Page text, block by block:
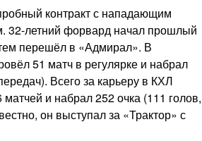
контракт с нападающим
32-летний форвард начал прошлый
перешёл в «Адмирал». В
51 матч в регулярке и набрал
Всего за карьеру в КХЛ
и набрал 252 очка (111 голов,
он выступал за «Трактор» с